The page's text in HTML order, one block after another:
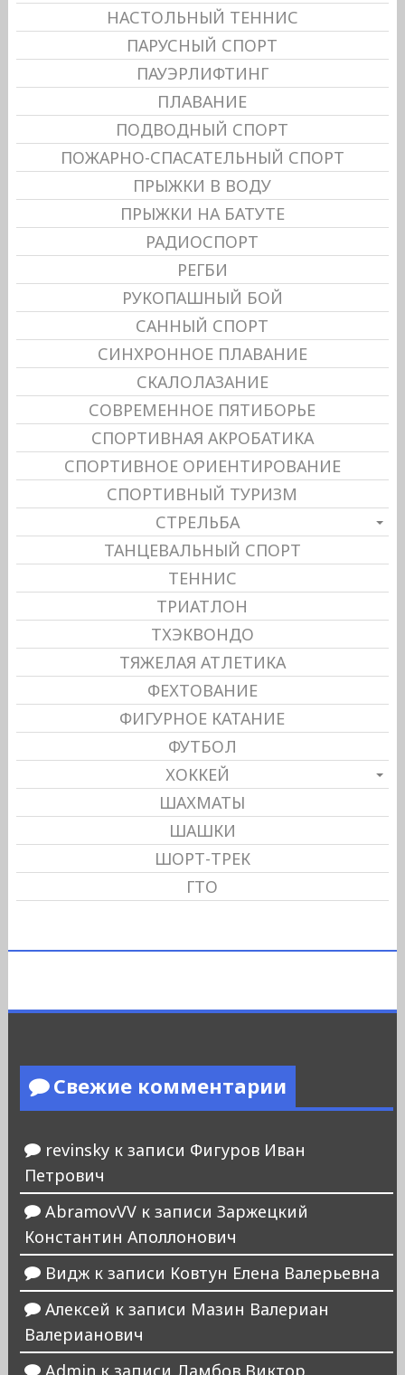
НАСТОЛЬНЫЙ ТЕННИС
ПАРУСНЫЙ СПОРТ
ПАУЭРЛИФТИНГ
ПЛАВАНИЕ
ПОДВОДНЫЙ СПОРТ
ПОЖАРНО-СПАСАТЕЛЬНЫЙ СПОРТ
ПРЫЖКИ В ВОДУ
ПРЫЖКИ НА БАТУТЕ
РАДИОСПОРТ
РЕГБИ
РУКОПАШНЫЙ БОЙ
САННЫЙ СПОРТ
СИНХРОННОЕ ПЛАВАНИЕ
СКАЛОЛАЗАНИЕ
СОВРЕМЕННОЕ ПЯТИБОРЬЕ
СПОРТИВНАЯ АКРОБАТИКА
СПОРТИВНОЕ ОРИЕНТИРОВАНИЕ
СПОРТИВНЫЙ ТУРИЗМ
СТРЕЛЬБА
ТАНЦЕВАЛЬНЫЙ СПОРТ
ТЕННИС
ТРИАТЛОН
ТХЭКВОНДО
ТЯЖЕЛАЯ АТЛЕТИКА
ФЕХТОВАНИЕ
ФИГУРНОЕ КАТАНИЕ
ФУТБОЛ
ХОККЕЙ
ШАХМАТЫ
ШАШКИ
ШОРТ-ТРЕК
ГТО
Свежие комментарии
revinskyк записи Фигуров Иван
Петрович
AbramovVVк записи Заржецкий
Константин Аполлонович
Виджк записи Ковтун Елена Валерьевна
Алексей к записи Мазин Валериан
Валерианович